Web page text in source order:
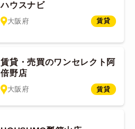
ハウスナビ
大阪府 賃貸
賃貸・売買のワンセレクト阿
倍野店
大阪府 賃貸